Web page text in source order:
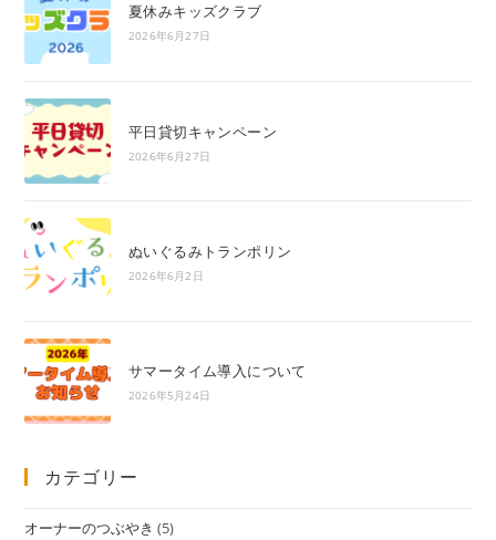
夏休みキッズクラブ
2026年6月27日
平日貸切キャンペーン
2026年6月27日
ぬいぐるみトランポリン
2026年6月2日
サマータイム導入について
2026年5月24日
カテゴリー
オーナーのつぶやき (5)